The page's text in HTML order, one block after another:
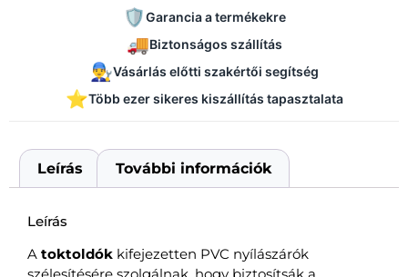
🛡️Garancia a termékekre
🚚Biztonságos szállítás
👨‍🔧Vásárlás előtti szakértői segítség
⭐Több ezer sikeres kiszállítás tapasztalata
Leírás További információk
Leírás
A toktoldók kifejezetten PVC nyílászárók